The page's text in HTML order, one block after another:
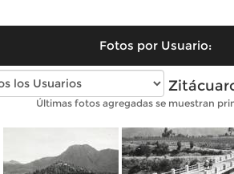
Fotos por Usuario:
Fotos antiguas de
Últimas fotos agregadas se muestran